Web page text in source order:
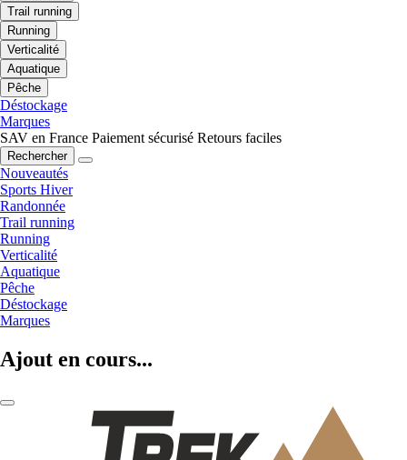
Trail running
Running
Verticalité
Aquatique
Pêche
Déstockage
Marques
SAV en France Paiement sécurisé Retours faciles
Rechercher
Nouveautés
Sports Hiver
Randonnée
Trail running
Running
Verticalité
Aquatique
Pêche
Déstockage
Marques
Ajout en cours...